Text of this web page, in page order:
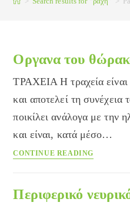
Οργανα του
ΤΡΑΧΕΙΑ Η τραχεία είναι
και αποτελεί τη
ποικίλει ανάλογα με την
και είναι, κατά μέσο…
CONTINUE READING
Περιφερικό